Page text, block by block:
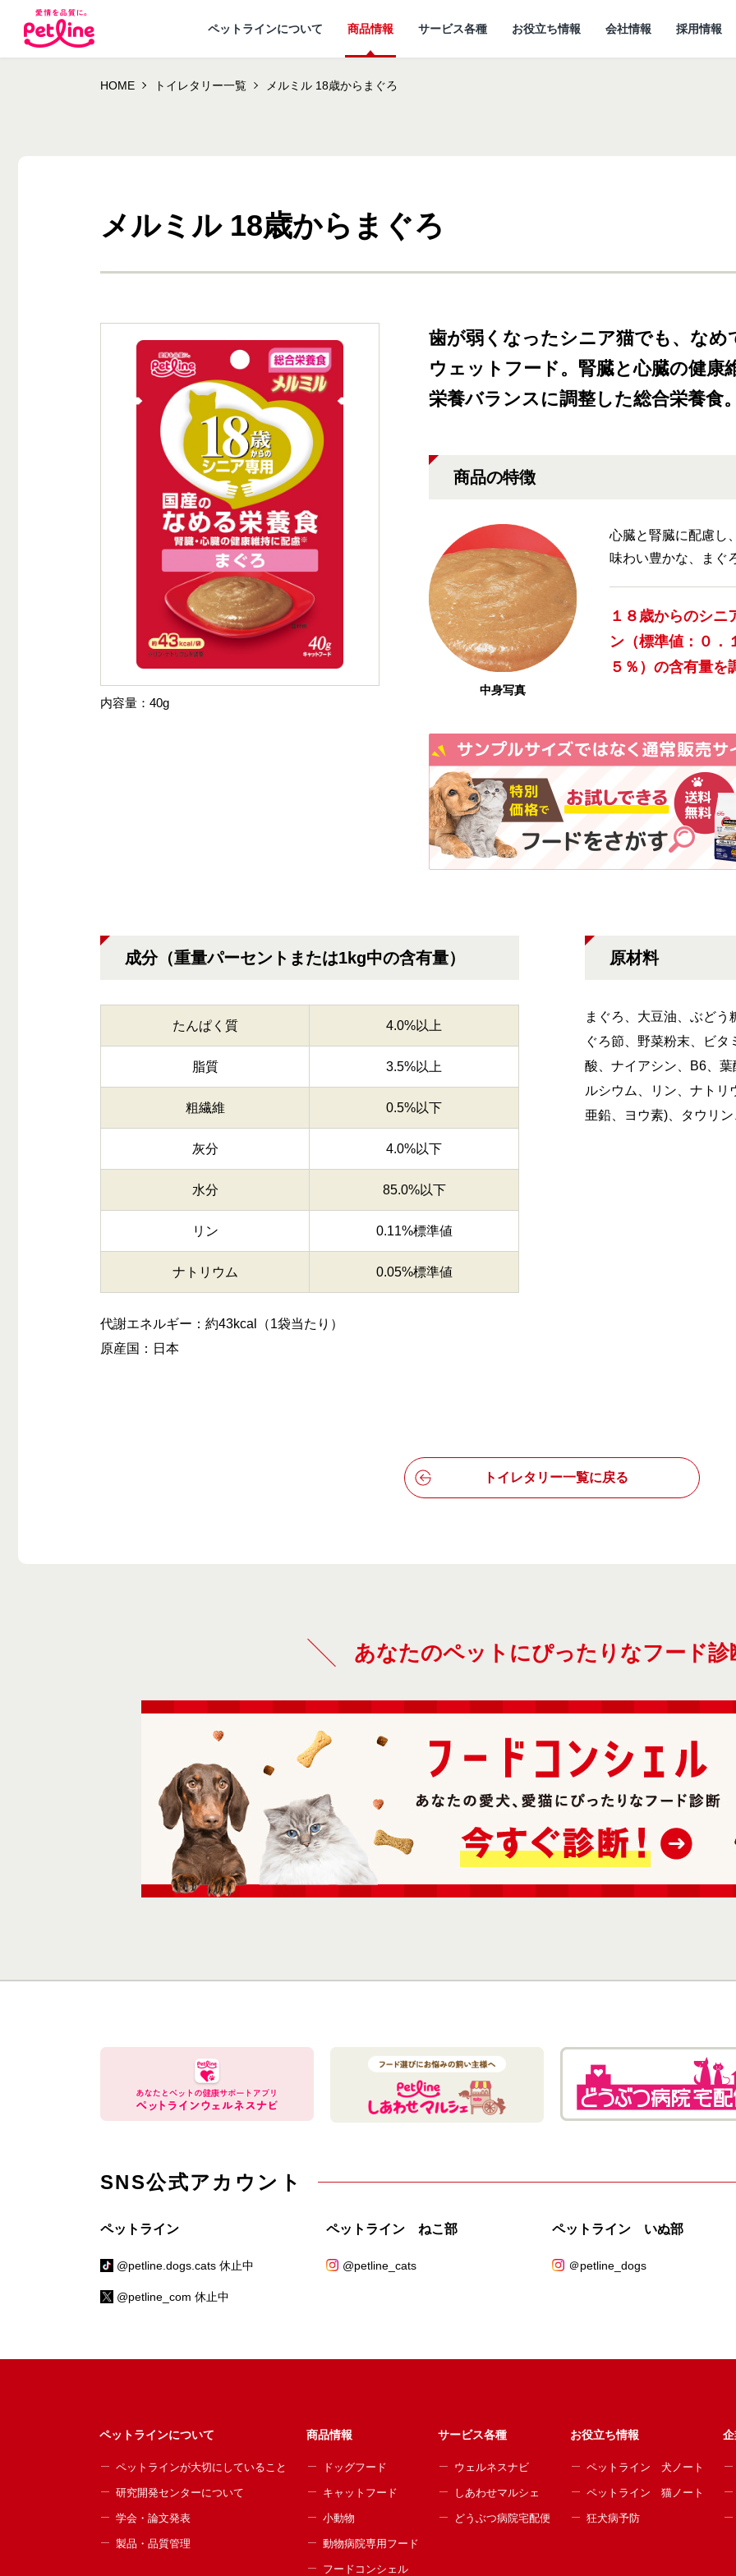
ペットラインについて
ペットラインが大切にしていること
商品情報
ドッグフード キャットフード
サービス各種
ウェルネスナビ
お役立ち情報
犬ノート お役立ち情報
会社情報
会社概要・事業所
採用情報
HOME トイレタリー一覧 メルミル 18歳からまぐろ
メルミル 18歳からまぐろ
内容量 40g
歯が弱くなったシニア猫でも、な
ウェットフード。腎臓と心臓の健康
栄養バランスに調整した総合栄養食
商品の特徴
中身写真
心臓と腎臓に配慮し
味わい豊かな、まぐ
１８歳からのシニ
ン（標準値：０．
５％）の含有量を
成分（重量パーセントまたは1kg中の含有量）
たんぱく質 4.0%以上
脂質 3.5%以上
粗繊維 0.5%以下
灰分 4.0%以下
水分 85.0%以下
リン 0.11%標準値
ナトリウム 0.05%標準値
代謝エネルギー：約43kcal（1袋当たり）
原産国：日本
原材料
まぐろ、大豆油、ぶど
ぐろ節、野菜粉末、ビ
酸、ナイアシン、B6、
ルシウム、リン、ナト
亜鉛、ヨウ素)、タウリ
トイレタリー一覧に戻る
あなたのペットにぴったりなフード診
SNS公式アカウント
ペットライン
@petline.dogs.cats 休止中
@petline_com 休止中
ペットライン ねこ部
@petline_cats
ペットライン いぬ部
＠petline_dogs
ペットラインについて
ペットラインが大切にしていること
研究開発センターについて
学会・論文発表
製品・品質管理
商品情報
ドッグフード
キャットフード
小動物
動物病院専用フード
フードコンシェル
サービス各種
ウェルネスナビ
しあわせマルシェ
どうぶつ病院宅配便
お役立ち情報
ペットライン 犬ノート
ペットライン 猫ノート
狂犬病予防